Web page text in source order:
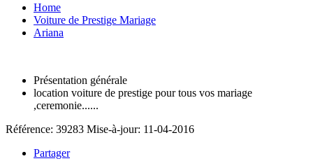
Home
Voiture de Prestige Mariage
Ariana
Présentation générale
location voiture de prestige pour tous vos mariage
,ceremonie......
Référence: 39283 Mise-à-jour: 11-04-2016
Partager